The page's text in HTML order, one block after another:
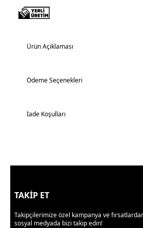
Ürün Açıklaması
Ödeme Seçenekleri
İade Koşulları
TAKİP ET
Takipçilerimize özel kampanya ve
sosyal medyada bizi takip edin!